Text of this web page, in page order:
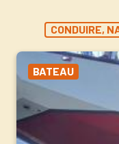
CONDUIRE,
BATEAU